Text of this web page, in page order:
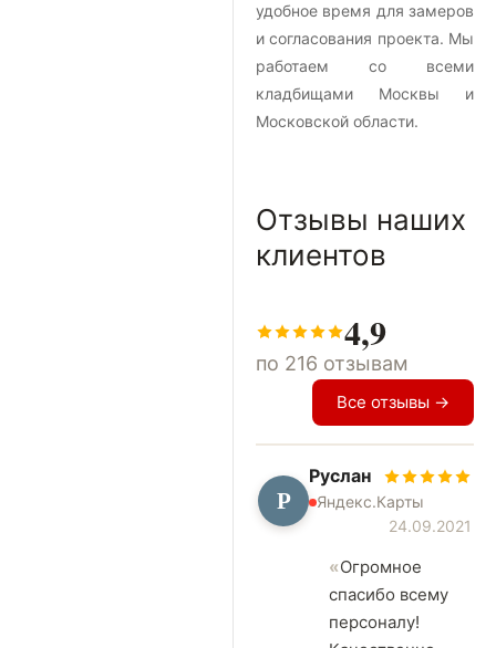
удобное время для замеров
и согласования проекта. Мы
работаем со всеми
кладбищами Москвы и
Московской области.
Отзывы наших
клиентов
4,9
по 216 отзывам
Все отзывы →
Р
Руслан
Яндекс.Карты
24.09.2021
Огромное
спасибо всему
персоналу!